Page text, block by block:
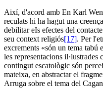
Així, d'acord amb En Karl
reculats hi ha hagut una
debilitar eIs efectes del
seu context religiós[17]. Per
excrements «són un tema tabú
les representacions il·lustrades
contingut escatològic són
mateixa, en abstractar el
Arruga sobre el tema del